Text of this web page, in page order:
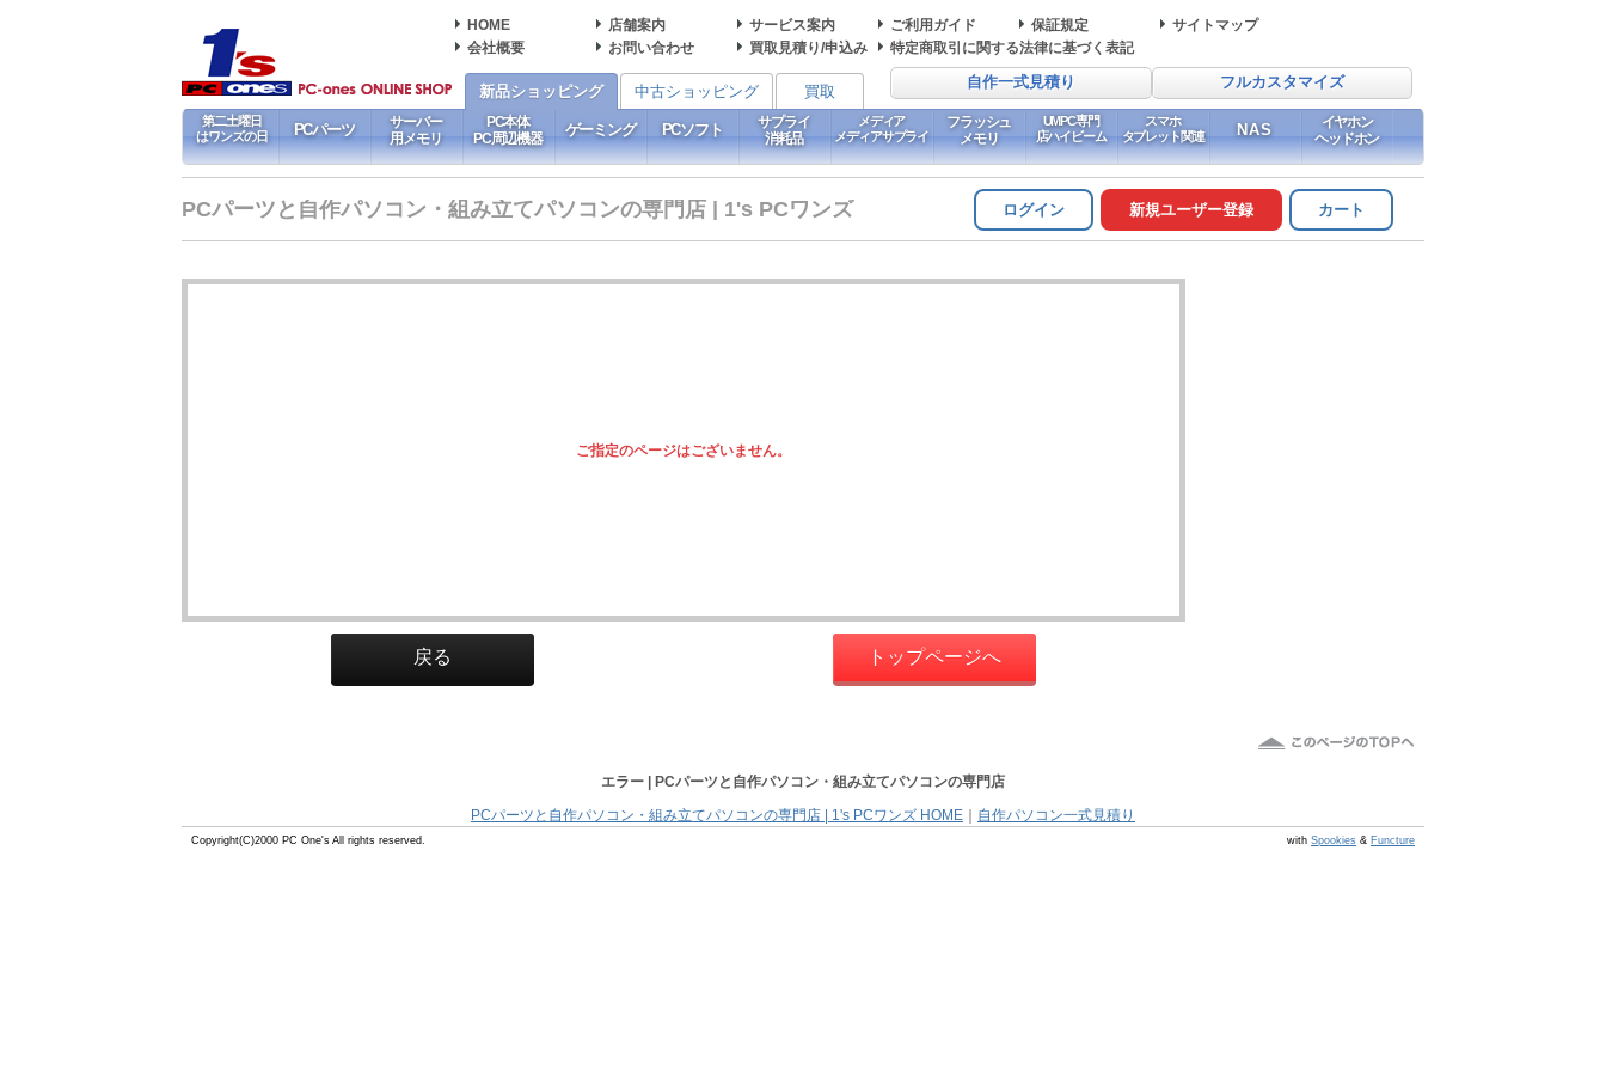
HOME 店舗案内 サービス案内 ご利用ガイド 保証規定
サイトマップ
会社概要
お問い合わせ 買取見積り/申込み 特定商取引に関する法律に基づく表記
自作一式見積り フルカスタマイズ
新品ショッピング 中古ショッピング 買取
第二土曜日
はワンズの日
PCパーツ
サーバー
用メモリ
PC本体
PC周辺機器
ゲーミング PCソフト
サプライ
消耗品
メディア
メディアサプライ
フラッシュ
メモリ
UMPC専門
店ハイビーム
スマホ
タブレット関連
NAS
イヤホン
ヘッドホン
PCパーツと自作パソコン・組み立てパソコンの専門店 | 1's PCワンズ ログイン 新規ユーザー登録 カート
ご指定のページはございません。
戻る トップページへ
エラー | PCパーツと自作パソコン・組み立てパソコンの専門店
PCパーツと自作パソコン・組み立てパソコンの専門店 | 1's PCワンズ HOME
自作パソコン一式見積り
Copyright(C)2000 PC One's All rights reserved. with Spookies & Functure